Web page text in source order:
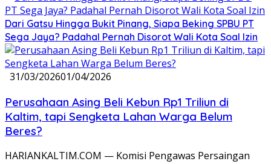
Dari Gatsu Hingga Bukit Pinang, Siapa Beking SPBU PT
Sega Jaya? Padahal Pernah Disorot Wali Kota Soal Izin
31/03/202601/04/2026
Perusahaan Asing Beli Kebun Rp1 Triliun di
Kaltim, tapi Sengketa Lahan Warga Belum
Beres?
HARIANKALTIM.COM — Komisi Pengawas Persaingan